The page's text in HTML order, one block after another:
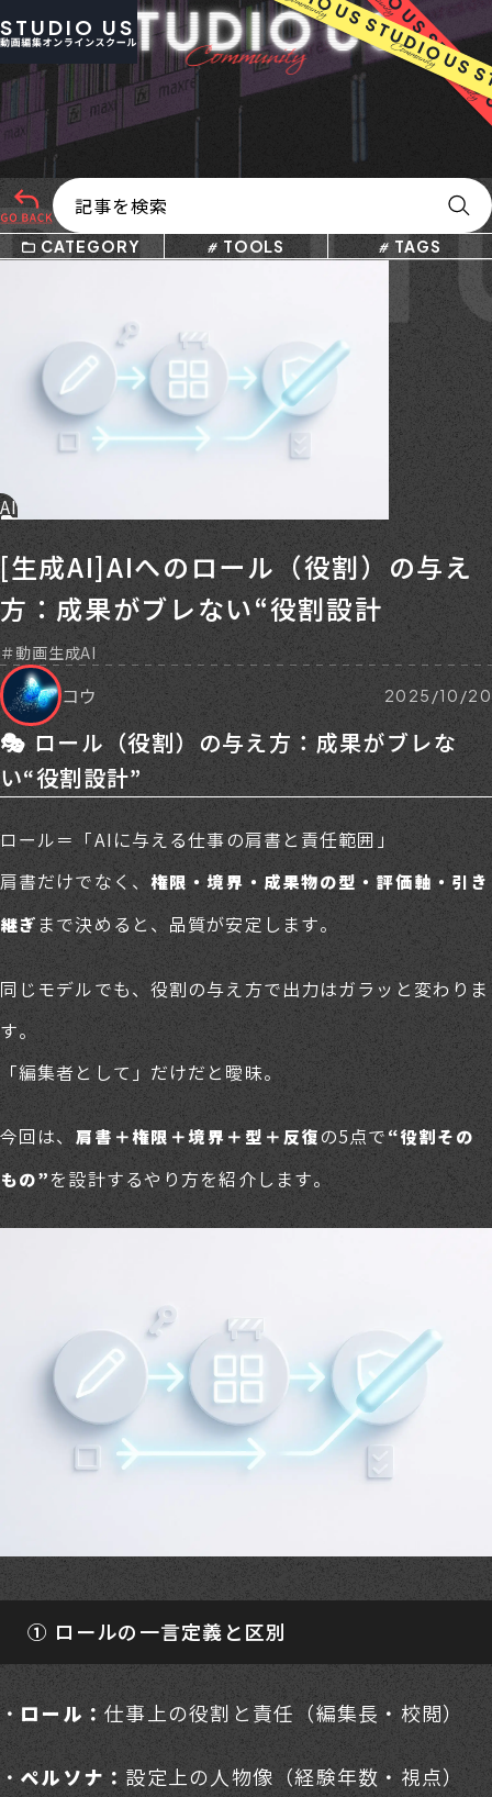
STUDIO US
CATEGORY TOOLS TAGS
AI
[生成AI]AIへのロール（役割）の与え
方：成果がブレない“役割設計
動画生成AI
コウ 2025/10/20
🎭 ロール（役割）の与え方：成果がブレな
い“役割設計”
ロール＝「AIに与える仕事の肩書と責任範囲」
肩書だけでなく、 権限・境界・成果物の型・評価軸・引き
継ぎ まで決めると、品質が安定します。
同じモデルでも、役割の与え方で出力はガラッと変わりま
す。
「編集者として」だけだと曖昧。
今回は、 肩書＋権限＋境界＋型＋反復 の5点で “役割その
もの” を設計するやり方を紹介します。
① ロールの一言定義と区別
ロール：仕事上の役割と責任（編集長・校閲）
ペルソナ： 設定上の人物像（経験年数・視点）